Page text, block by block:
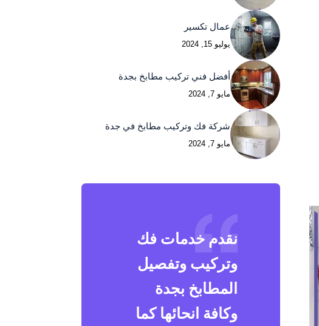
عمال تكسير
يوليو 15, 2024
أفضل فني تركيب مطابخ بجدة
مايو 7, 2024
شركة فك وتركيب مطابخ في جدة
مايو 7, 2024
نقدم خدمات فك
وتركيب وتفصيل
المطابخ بجدة
وكافة انحائها كما